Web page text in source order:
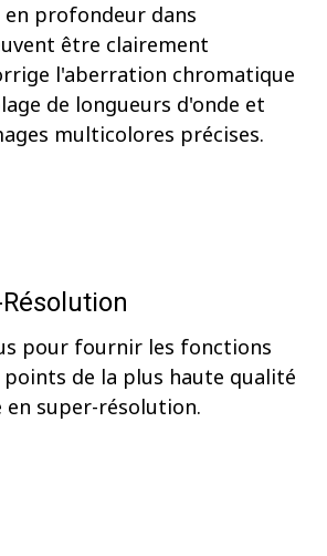
en profondeur dans
être clairement
l'aberration chromatique
de longueurs d'onde et
multicolores précises.
pour fournir les fonctions
de la plus haute qualité
super-résolution.